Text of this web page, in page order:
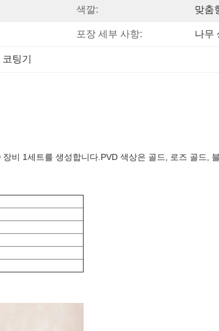
색깔: 맞춤
포장 세부 사항: 나무
팅기
비 1세트를 생성합니다.PVD 색상은 골드, 로즈 골드,